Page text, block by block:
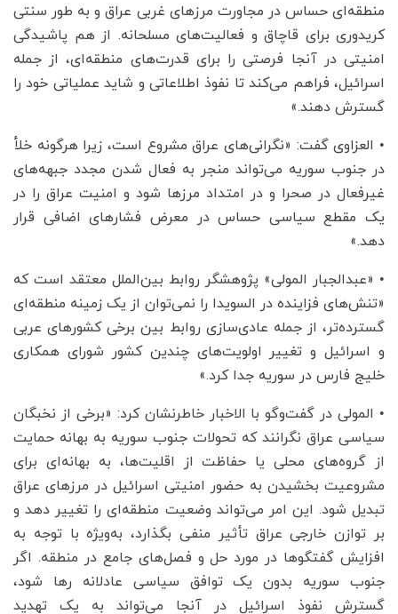
منطقه‌ای حساس در مجاورت مرزهای غربی عراق و به طور سنتی
کریدوری برای قاچاق و فعالیت‌های مسلحانه. از هم پاشیدگی
امنیتی در آنجا فرصتی را برای قدرت‌های منطقه‌ای، از جمله
اسرائیل، فراهم می‌کند تا نفوذ اطلاعاتی و شاید عملیاتی خود را
گسترش دهند.»
• العزاوی گفت: «نگرانی‌های عراق مشروع است، زیرا هرگونه خلأ
در جنوب سوریه می‌تواند منجر به فعال شدن مجدد جبهه‌های
غیرفعال در صحرا و در امتداد مرزها شود و امنیت عراق را در
یک مقطع سیاسی حساس در معرض فشارهای اضافی قرار
دهد.»
• «عبدالجبار المولی» پژوهشگر روابط بین‌الملل معتقد است که
«تنش‌های فزاینده در السویدا را نمی‌توان از یک زمینه منطقه‌ای
گسترده‌تر، از جمله عادی‌سازی روابط بین برخی کشورهای عربی
و اسرائیل و تغییر اولویت‌های چندین کشور شورای همکاری
خلیج فارس در سوریه جدا کرد.»
• المولی در گفت‌وگو با الاخبار خاطرنشان کرد: «برخی از نخبگان
سیاسی عراق نگرانند که تحولات جنوب سوریه به بهانه حمایت
از گروه‌های محلی یا حفاظت از اقلیت‌ها، به بهانه‌ای برای
مشروعیت بخشیدن به حضور امنیتی اسرائیل در مرزهای عراق
تبدیل شود. این امر می‌تواند وضعیت منطقه‌ای را تغییر دهد و
بر توازن خارجی عراق تأثیر منفی بگذارد، به‌ویژه با توجه به
افزایش گفتگوها در مورد حل و فصل‌های جامع در منطقه. اگر
جنوب سوریه بدون یک توافق سیاسی عادلانه رها شود،
گسترش نفوذ اسرائیل در آنجا می‌تواند به یک تهدید